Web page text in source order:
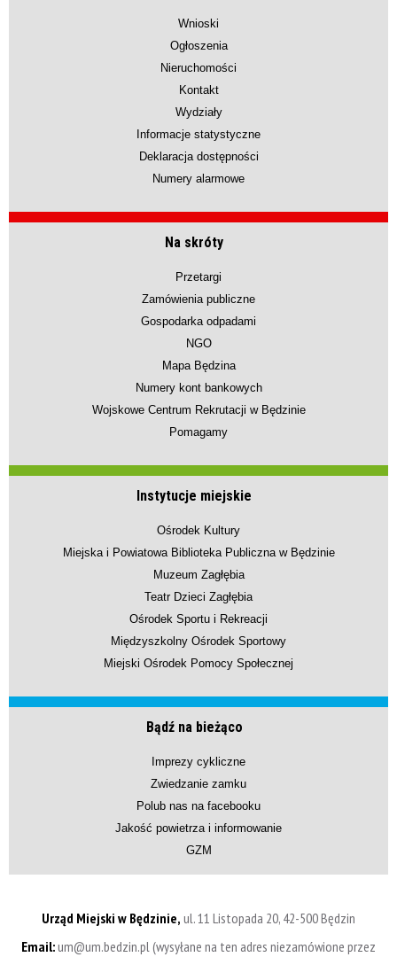
Wnioski
Ogłoszenia
Nieruchomości
Kontakt
Wydziały
Informacje statystyczne
Deklaracja dostępności
Numery alarmowe
Na skróty
Przetargi
Zamówienia publiczne
Gospodarka odpadami
NGO
Mapa Będzina
Numery kont bankowych
Wojskowe Centrum Rekrutacji w Będzinie
Pomagamy
Instytucje miejskie
Ośrodek Kultury
Miejska i Powiatowa Biblioteka Publiczna w Będzinie
Muzeum Zagłębia
Teatr Dzieci Zagłębia
Ośrodek Sportu i Rekreacji
Międzyszkolny Ośrodek Sportowy
Miejski Ośrodek Pomocy Społecznej
Bądź na bieżąco
Imprezy cykliczne
Zwiedzanie zamku
Polub nas na facebooku
Jakość powietrza i informowanie
GZM
Urząd Miejski w Będzinie, ul. 11 Listopada 20, 42-500 Będzin
Email:um@um.bedzin.pl (wysyłane na ten adres niezamówione przez